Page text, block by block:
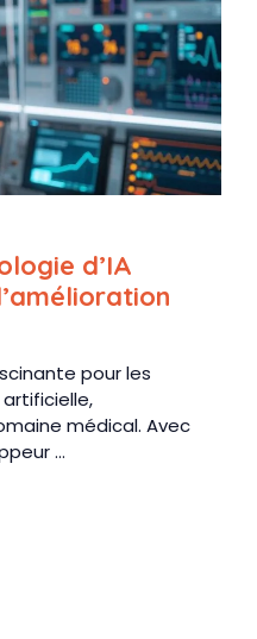
d’IA
pour les
médical. Avec
...